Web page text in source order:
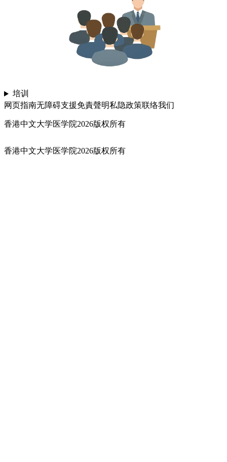
培训
网页指南无障碍支援免責聲明私隐政策联络我们
香港中文大学医学院2026版权所有
香港中文大学医学院2026版权所有